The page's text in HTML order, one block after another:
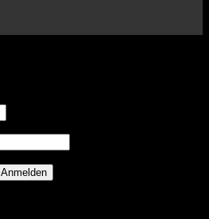
Anmelden